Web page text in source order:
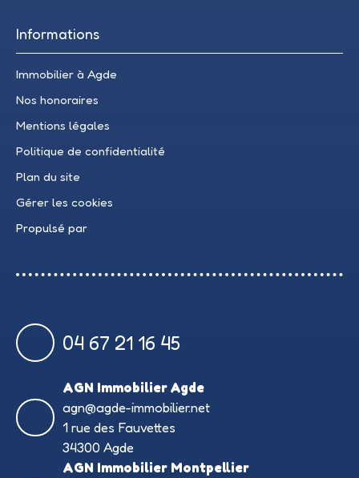
Informations
Immobilier à Agde
Nos honoraires
Mentions légales
Politique de confidentialité
Plan du site
Gérer les cookies
Propulsé par
04 67 21 16 45
AGN Immobilier Agde
agn@agde-immobilier.net
1 rue des Fauvettes
34300 Agde
AGN Immobilier Montpellier